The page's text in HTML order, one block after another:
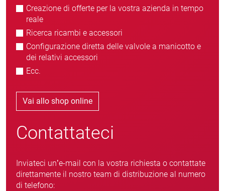
Creazione di offerte per la vostra azienda in tempo
reale
Ricerca ricambi e accessori
Configurazione diretta delle valvole a manicotto e
dei relativi accessori
Ecc.
Vai allo shop online
Contattateci
Inviateci un’e-mail con la vostra richiesta o contattate
direttamente il nostro team di distribuzione al numero
di telefono: